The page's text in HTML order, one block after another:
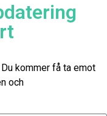
kommer få ta emot
och